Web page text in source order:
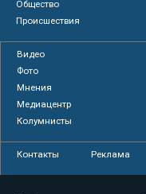
Общество
Происшествия
Видео
Фото
Мнения
Медиацентр
Колумнисты
Контакты Реклама